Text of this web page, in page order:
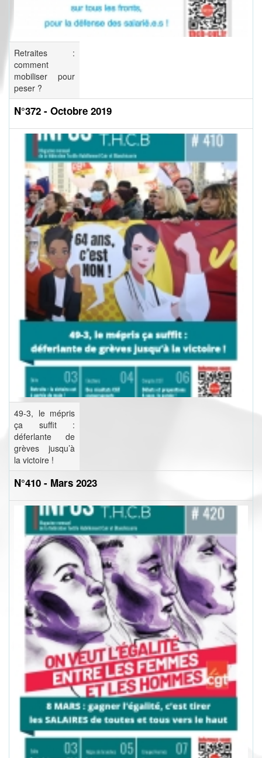
Retraites :
comment
mobiliser pour
peser ?
N°372 - Octobre 2019
49-3, le mépris
ça suffit :
déferlante de
grèves jusqu’à
la victoire !
N°410 - Mars 2023